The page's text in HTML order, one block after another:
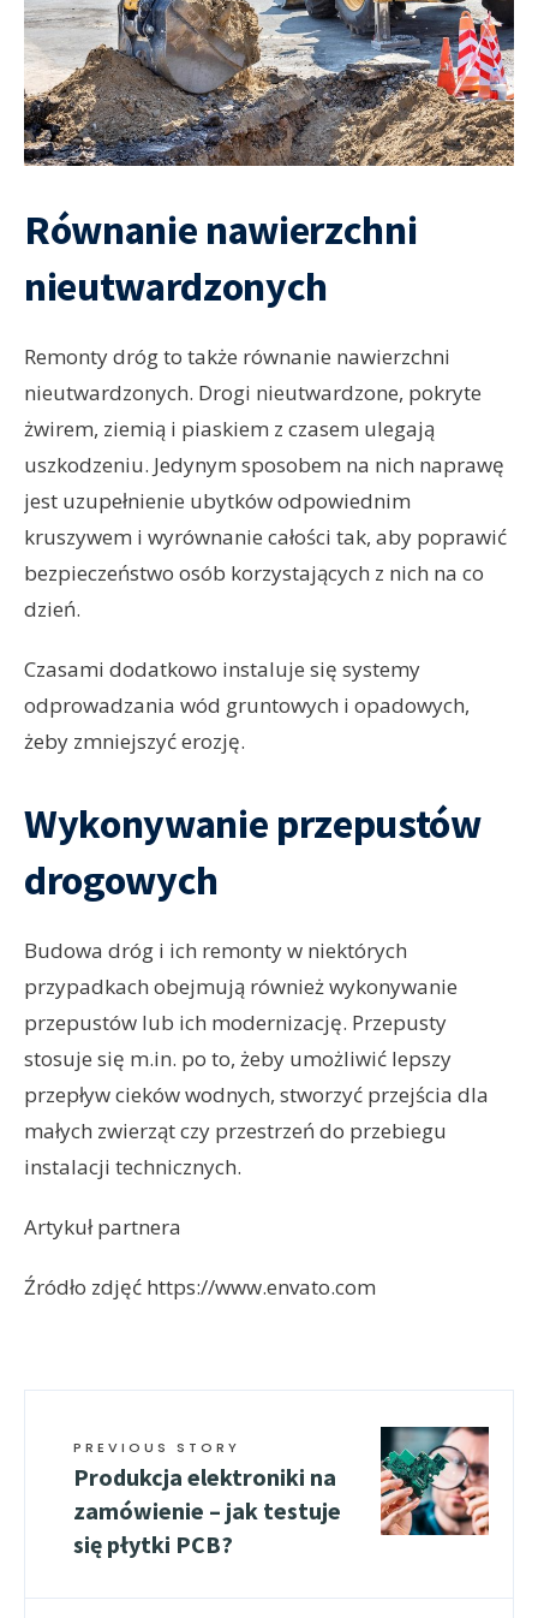
Równanie nawierzchni
nieutwardzonych
Remonty dróg to także równanie nawierzchni
nieutwardzonych. Drogi nieutwardzone, pokryte
żwirem, ziemią i piaskiem z czasem ulegają
uszkodzeniu. Jedynym sposobem na nich naprawę
jest uzupełnienie ubytków odpowiednim
kruszywem i wyrównanie całości tak, aby poprawić
bezpieczeństwo osób korzystających z nich na co
dzień.
Czasami dodatkowo instaluje się systemy
odprowadzania wód gruntowych i opadowych,
żeby zmniejszyć erozję.
Wykonywanie przepustów
drogowych
Budowa dróg i ich remonty w niektórych
przypadkach obejmują również wykonywanie
przepustów lub ich modernizację. Przepusty
stosuje się m.in. po to, żeby umożliwić lepszy
przepływ cieków wodnych, stworzyć przejścia dla
małych zwierząt czy przestrzeń do przebiegu
instalacji technicznych.
Artykuł partnera
Źródło zdjęć https://www.envato.com
PREVIOUS STORY
Produkcja elektroniki na
zamówienie – jak testuje
się płytki PCB?